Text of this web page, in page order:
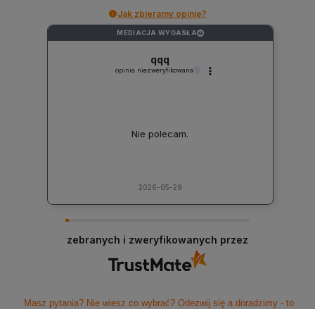
Jak zbieramy opinie?
MEDIACJA WYGASŁA ?
qqq
opinia niezweryfikowana
Nie polecam.
2026-05-29
zebranych i zweryfikowanych przez
Masz pytania? Nie wiesz co wybrać? Odezwij się a doradzimy - to